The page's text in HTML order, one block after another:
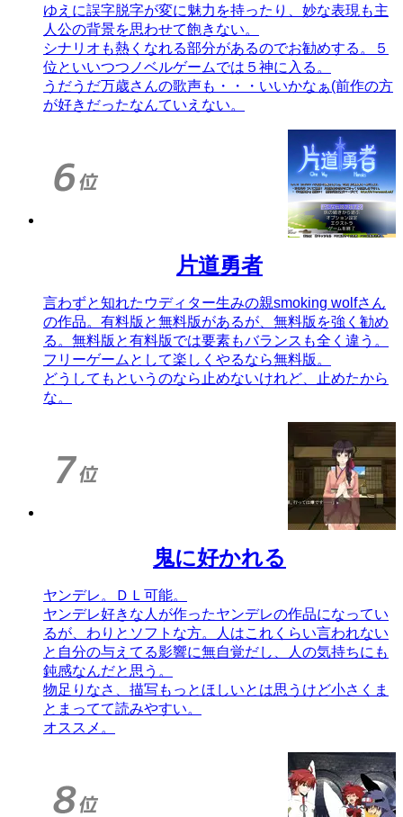
ゆえに誤字脱字が変に魅力を持ったり、妙な表現も主
人公の背景を思わせて飽きない。
シナリオも熱くなれる部分があるのでお勧めする。５
位といいつつノベルゲームでは５神に入る。
うだうだ万歳さんの歌声も・・・いいかなぁ(前作の方
が好きだったなんていえない。
片道勇者
言わずと知れたウディター生みの親smoking wolfさん
の作品。有料版と無料版があるが、無料版を強く勧め
る。無料版と有料版では要素もバランスも全く違う。
フリーゲームとして楽しくやるなら無料版。
どうしてもというのなら止めないけれど、止めたから
な。
鬼に好かれる
ヤンデレ。ＤＬ可能。
ヤンデレ好きな人が作ったヤンデレの作品になってい
るが、わりとソフトな方。人はこれくらい言われない
と自分の与えてる影響に無自覚だし、人の気持ちにも
鈍感なんだと思う。
物足りなさ、描写もっとほしいとは思うけど小さくま
とまってて読みやすい。
オススメ。